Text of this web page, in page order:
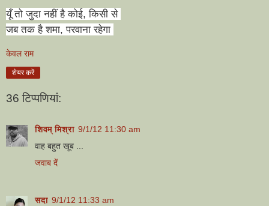
यूँ तो जुदा नहीं है कोई, किसी से
जब तक है शमा, परवाना रहेगा
केवल राम
शेयर करें
36 टिप्‍पणियां:
शिवम् मिश्रा 9/1/12 11:30 am
वाह बहुत खूब ...
जवाब दें
सदा 9/1/12 11:33 am